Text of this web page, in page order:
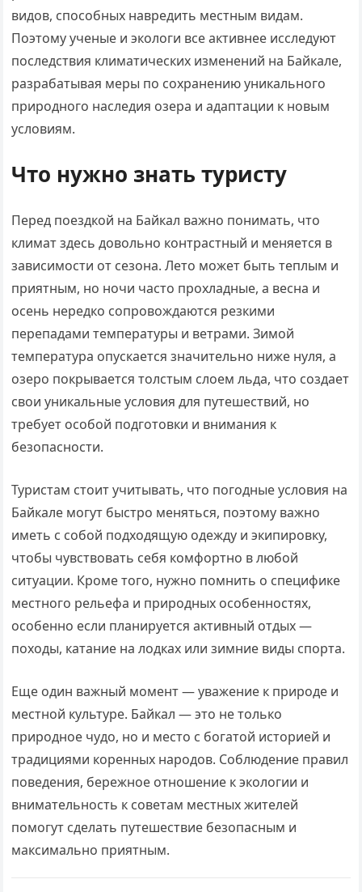
видов, способных навредить местным видам.
Поэтому ученые и экологи все активнее исследуют
последствия климатических изменений на Байкале,
разрабатывая меры по сохранению уникального
природного наследия озера и адаптации к новым
условиям.
Что нужно знать туристу
Перед поездкой на Байкал важно понимать, что
климат здесь довольно контрастный и меняется в
зависимости от сезона. Лето может быть теплым и
приятным, но ночи часто прохладные, а весна и
осень нередко сопровождаются резкими
перепадами температуры и ветрами. Зимой
температура опускается значительно ниже нуля, а
озеро покрывается толстым слоем льда, что создает
свои уникальные условия для путешествий, но
требует особой подготовки и внимания к
безопасности.
Туристам стоит учитывать, что погодные условия на
Байкале могут быстро меняться, поэтому важно
иметь с собой подходящую одежду и экипировку,
чтобы чувствовать себя комфортно в любой
ситуации. Кроме того, нужно помнить о специфике
местного рельефа и природных особенностях,
особенно если планируется активный отдых —
походы, катание на лодках или зимние виды спорта.
Еще один важный момент — уважение к природе и
местной культуре. Байкал — это не только
природное чудо, но и место с богатой историей и
традициями коренных народов. Соблюдение правил
поведения, бережное отношение к экологии и
внимательность к советам местных жителей
помогут сделать путешествие безопасным и
максимально приятным.